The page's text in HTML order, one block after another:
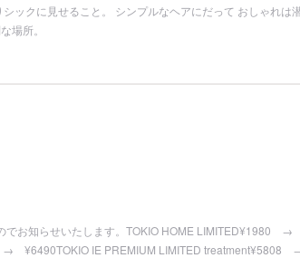
ックに見せること。 シンプルなヘアにだって おしゃれは
場所。
でお知らせいたします。TOKIO HOME LIMITED¥1980 →
→ ¥6490TOKIO IE PREMIUM LIMITED